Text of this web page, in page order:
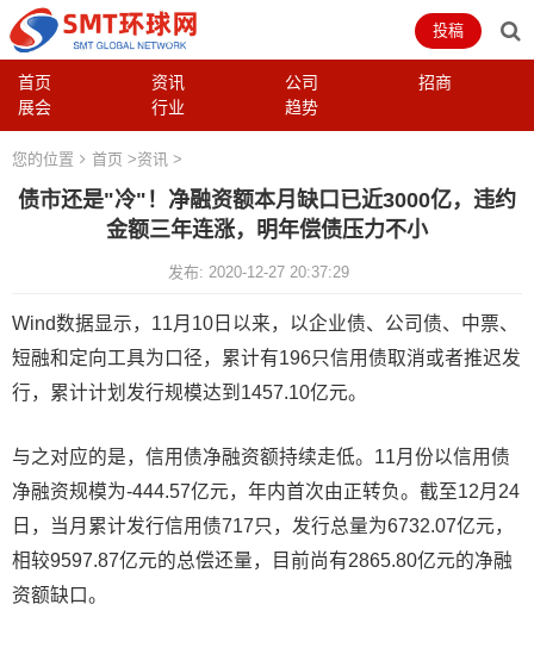
首页 资讯 公司
招商
展会
行业 趋势
投稿
您的位置 首页 >资讯 >
债市还是"冷"！净融资额本月缺口已近3000亿，违约
金额三年连涨，明年偿债压力不小
发布: 2020-12-27 20:37:29
Wind数据显示，11月10日以来，以企业债、公司债、中票、
短融和定向工具为口径，累计有196只信用债取消或者推迟发
行，累计计划发行规模达到1457.10亿元。
与之对应的是，信用债净融资额持续走低。11月份以信用债
净融资规模为-444.57亿元，年内首次由正转负。截至12月24
日，当月累计发行信用债717只，发行总量为6732.07亿元，
相较9597.87亿元的总偿还量，目前尚有2865.80亿元的净融
资额缺口。